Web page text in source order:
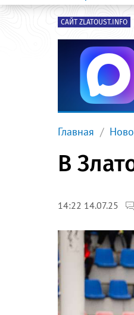
САЙТ ZLATOUST.INFO
Главная
В
14:22 14.07.25